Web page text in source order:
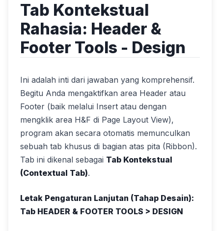
Tab Kontekstual
Rahasia: Header &
Footer Tools - Design
Ini adalah inti dari jawaban yang komprehensif.
Begitu Anda mengaktifkan area Header atau
Footer (baik melalui Insert atau dengan
mengklik area H&F di Page Layout View),
program akan secara otomatis memunculkan
sebuah tab khusus di bagian atas pita (Ribbon).
Tab ini dikenal sebagai Tab Kontekstual
(Contextual Tab).
Letak Pengaturan Lanjutan (Tahap Desain):
Tab HEADER & FOOTER TOOLS > DESIGN